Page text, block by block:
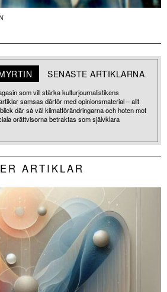
SENASTE ARTIKLARNA
som vill stärka kulturjournalistikens
samsas därför med opinionsmaterial – allt
där så väl klimatförändringarna och hoten mot
orättvisorna betraktas som självklara
ARTIKLAR